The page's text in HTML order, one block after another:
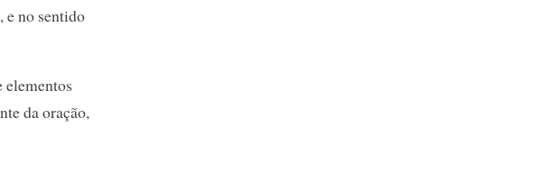
e no sentido
elementos
da oração,